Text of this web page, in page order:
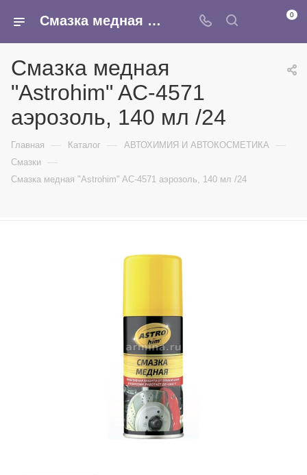
Смазка медная "Astrohim" AC-4571 аэрозоль, 140 мл /24 - купить в интернет-магазине Армина 0
Смазка медная
"Astrohim" AC-4571
аэрозоль, 140 мл /24
Главная — Каталог — АВТОХИМИЯ И АВТОКОСМЕТИКА —
Смазки —
Смазка медная "Astrohim" AC-4571 аэрозоль, 140 мл /24